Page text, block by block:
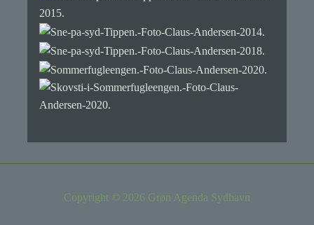
Copyright © 2026 Grøn Agenda Sydhavn